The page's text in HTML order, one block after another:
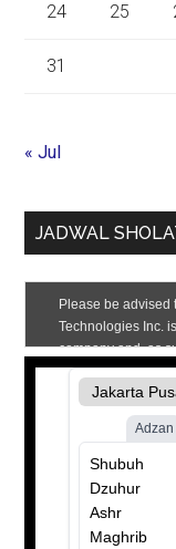
24 25
31
« Jul
JADWAL